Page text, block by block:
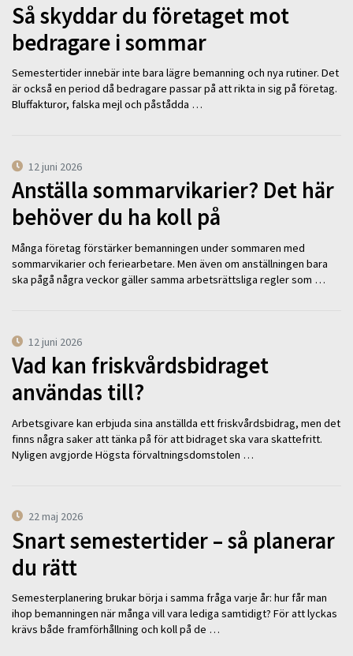
Så skyddar du företaget mot
bedragare i sommar
Semestertider innebär inte bara lägre bemanning och nya rutiner. Det
är också en period då bedragare passar på att rikta in sig på företag.
Bluffakturor, falska mejl och påstådda …
12 juni 2026
Anställa sommarvikarier? Det här
behöver du ha koll på
Många företag förstärker bemanningen under sommaren med
sommarvikarier och feriearbetare. Men även om anställningen bara
ska pågå några veckor gäller samma arbetsrättsliga regler som …
12 juni 2026
Vad kan friskvårdsbidraget
användas till?
Arbetsgivare kan erbjuda sina anställda ett friskvårdsbidrag, men det
finns några saker att tänka på för att bidraget ska vara skattefritt.
Nyligen avgjorde Högsta förvaltningsdomstolen …
22 maj 2026
Snart semestertider – så planerar
du rätt
Semesterplanering brukar börja i samma fråga varje år: hur får man
ihop bemanningen när många vill vara lediga samtidigt? För att lyckas
krävs både framförhållning och koll på de …